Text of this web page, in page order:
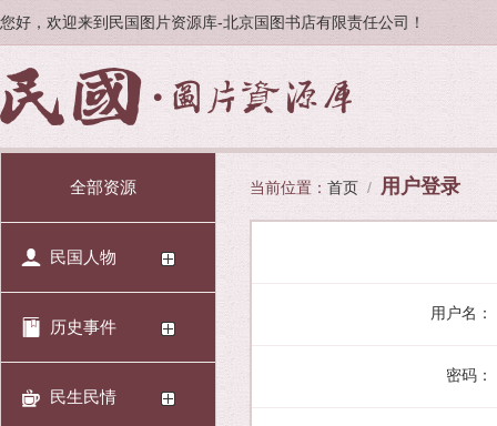
您好，欢迎来到民国图片资源库-北京国图书店有限责任公司！
全部资源
民国人物
历史事件
民生民情
当前位置： 首页 / 用户登录
用户名：
密码：